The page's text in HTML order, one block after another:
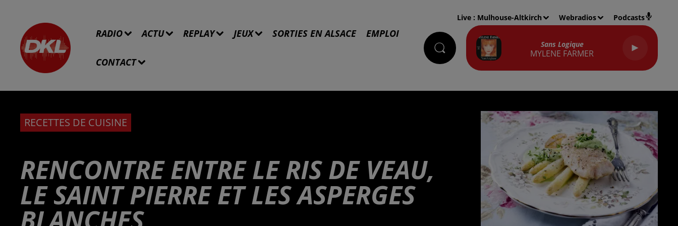
RADIO ACTU REPLAY JEUX SORTIES EN ALSACE EMPLOI
CONTACT
Live : Mulhouse-Altkirch Webradios Podcasts
Sans Logique
MYLENE FARMER
RECETTES DE CUISINE
RENCONTRE ENTRE LE RIS DE VEAU,
LE SAINT PIERRE ET LES ASPERGES